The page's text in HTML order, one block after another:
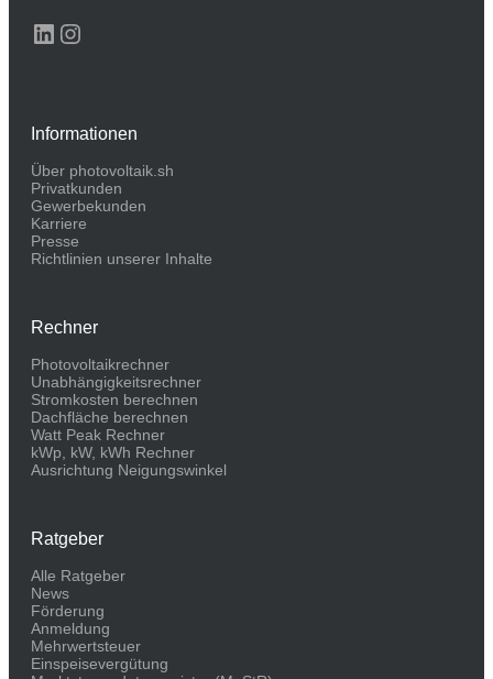
LinkedIn
Instagram
Informationen
Über photovoltaik.sh
Privatkunden
Gewerbekunden
Karriere
Presse
Richtlinien unserer Inhalte
Rechner
Photovoltaikrechner
Unabhängigkeitsrechner
Stromkosten berechnen
Dachfläche berechnen
Watt Peak Rechner
kWp, kW, kWh Rechner
Ausrichtung Neigungswinkel
Ratgeber
Alle Ratgeber
News
Förderung
Anmeldung
Mehrwertsteuer
Einspeisevergütung